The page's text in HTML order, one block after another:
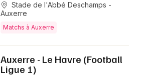
Stade de l'Abbé Deschamps -
Auxerre
Matchs à Auxerre
Auxerre - Le Havre (Football
Ligue 1)